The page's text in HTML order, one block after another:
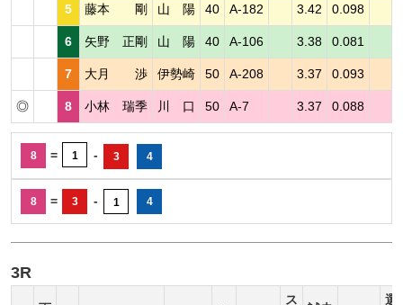
5 藤本 剛 山 陽 40 A-182 3.42 0.098
6 矢野 正剛 山 陽 40 A-106 3.38 0.081
7 大月 渉 伊勢崎 50 A-208 3.37 0.093
◎ 8 小林 瑞季 川 口 50 A-7 3.37 0.088
8 = 1 - 3 4
8 = 3 - 1 4
3R
ス
選